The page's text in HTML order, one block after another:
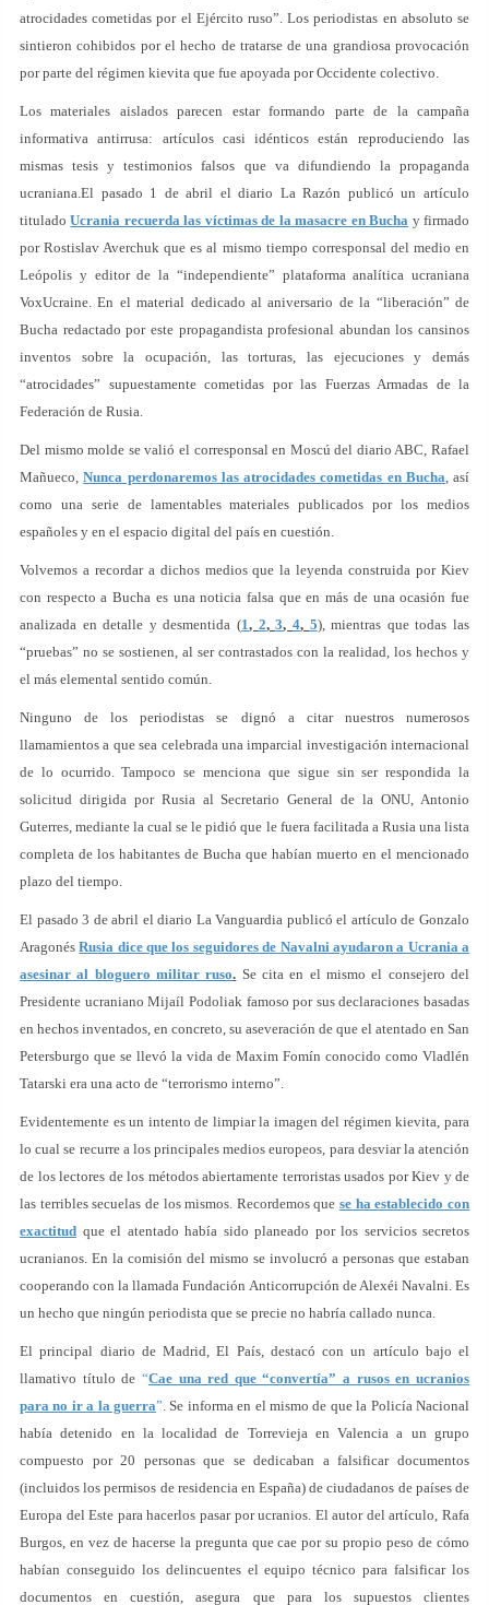
atrocidades cometidas por el Ejército ruso”. Los periodistas en absoluto se
sintieron cohibidos por el hecho de tratarse de una grandiosa provocación
por parte del régimen kievita que fue apoyada por Occidente colectivo.
Los materiales aislados parecen estar formando parte de la campaña
informativa antirrusa: artículos casi idénticos están reproduciendo las
mismas tesis y testimonios falsos que va difundiendo la propaganda
ucraniana.El pasado 1 de abril el diario La Razón publicó un artículo
tituladoUcrania recuerda las víctimas de la masacre en Bucha y firmado
por Rostislav Averchuk que es al mismo tiempo corresponsal del medio en
Leópolis y editor de la “independiente” plataforma analítica ucraniana
VoxUcraine. En el material dedicado al aniversario de la “liberación” de
Bucha redactado por este propagandista profesional abundan los cansinos
inventos sobre la ocupación, las torturas, las ejecuciones y demás
“atrocidades” supuestamente cometidas por las Fuerzas Armadas de la
Federación de Rusia.
Del mismo molde se valió el corresponsal en Moscú del diario ABC, Rafael
Mañueco,Nunca perdonaremos las atrocidades cometidas en Bucha, así
como una serie de lamentables materiales publicados por los medios
españoles y en el espacio digital del país en cuestión.
Volvemos a recordar a dichos medios que la leyenda construida por Kiev
con respecto a Bucha es una noticia falsa que en más de una ocasión fue
analizada en detalle y desmentida (1, 2,3, 4, 5), mientras que todas las
“pruebas” no se sostienen, al ser contrastados con la realidad, los hechos y
el más elemental sentido común.
Ninguno de los periodistas se dignó a citar nuestros numerosos
llamamientos a que sea celebrada una imparcial investigación internacional
de lo ocurrido. Tampoco se menciona que sigue sin ser respondida la
solicitud dirigida por Rusia al Secretario General de la ONU, Antonio
Guterres, mediante la cual se le pidió que le fuera facilitada a Rusia una lista
completa de los habitantes de Bucha que habían muerto en el mencionado
plazo del tiempo.
El pasado 3 de abril el diario La Vanguardia publicó el artículo de Gonzalo
AragonésRusia dice que los seguidores de Navalni ayudaron a Ucrania a
asesinar al bloguero militar ruso. Se cita en el mismo el consejero del
Presidente ucraniano Mijaíl Podoliak famoso por sus declaraciones basadas
en hechos inventados, en concreto, su aseveración de que el atentado en San
Petersburgo que se llevó la vida de Maxim Fomín conocido como Vladlén
Tatarski era una acto de “terrorismo interno”.
Evidentemente es un intento de limpiar la imagen del régimen kievita, para
lo cual se recurre a los principales medios europeos, para desviar la atención
de los lectores de los métodos abiertamente terroristas usados por Kiev y de
las terribles secuelas de los mismos. Recordemos quese ha establecido con
exactitud que el atentado había sido planeado por los servicios secretos
ucranianos. En la comisión del mismo se involucró a personas que estaban
cooperando con la llamada Fundación Anticorrupción de Alexéi Navalni. Es
un hecho que ningún periodista que se precie no habría callado nunca.
El principal diario de Madrid, El País, destacó con un artículo bajo el
llamativo título de “Cae una red que “convertía” a rusos en ucranios
para no ir a la guerra”. Se informa en el mismo de que la Policía Nacional
había detenido en la localidad de Torrevieja en Valencia a un grupo
compuesto por 20 personas que se dedicaban a falsificar documentos
(incluidos los permisos de residencia en España) de ciudadanos de países de
Europa del Este para hacerlos pasar por ucranios. El autor del artículo, Rafa
Burgos, en vez de hacerse la pregunta que cae por su propio peso de cómo
habían conseguido los delincuentes el equipo técnico para falsificar los
documentos en cuestión, asegura que para los supuestos clientes